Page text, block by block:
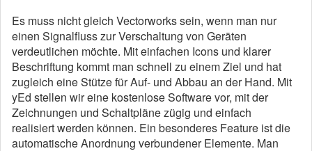
Es muss nicht gleich Vectorworks sein, wenn man nur
einen Signalfluss zur Verschaltung von Geräten
verdeutlichen möchte. Mit einfachen Icons und klarer
Beschriftung kommt man schnell zu einem Ziel und hat
zugleich eine Stütze für Auf- und Abbau an der Hand. Mit
yEd stellen wir eine kostenlose Software vor, mit der
Zeichnungen und Schaltpläne zügig und einfach
realisiert werden können. Ein besonderes Feature ist die
automatische Anordnung verbundener Elemente. Man